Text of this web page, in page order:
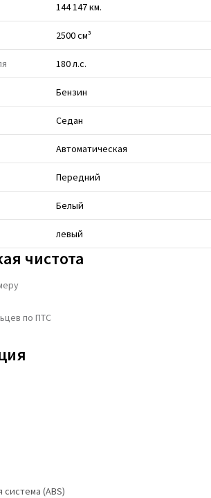
144 147 км.
2500 см³
180 л.с.
Бензин
Седан
Автоматическая
Передний
Белый
левый
чистота
по ПТС
(ABS)